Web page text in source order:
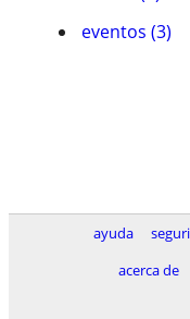
eventos (3)
ayuda
acerca de